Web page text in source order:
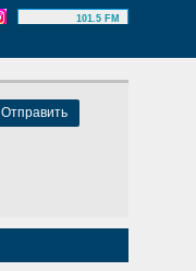
101.5 FM
Отправить